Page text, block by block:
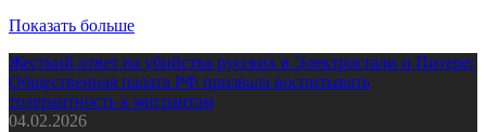
Показать больше
Жесткий ответ на убийства русских в Электростали и Питере:
Общественная палата РФ призвала воспитывать
толерантность к мигрантам
04.02.2026